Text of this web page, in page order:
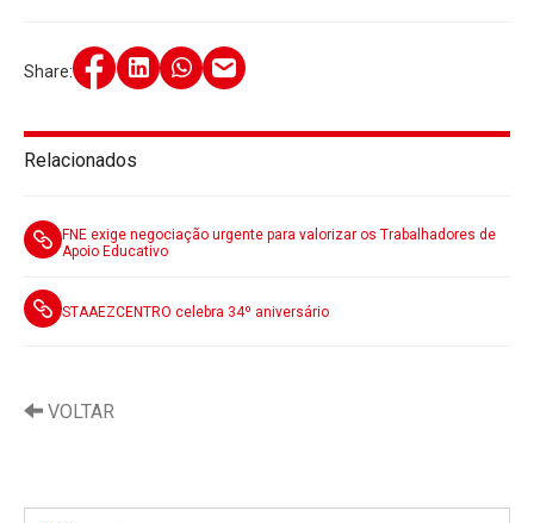
Relacionados
FNE exige negociação urgente para valorizar os Trabalhadores de
Apoio Educativo
STAAEZCENTRO celebra 34º aniversário
Share:
VOLTAR